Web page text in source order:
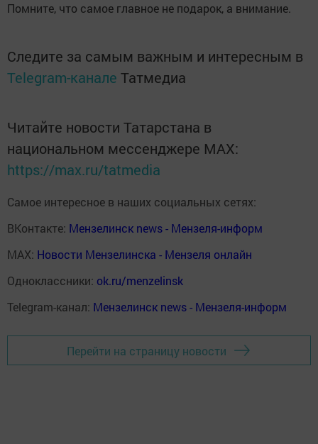
Помните, что самое главное не подарок, а внимание.
Следите за самым важным и интересным в
Telegram-канале Татмедиа
Читайте новости Татарстана в
национальном мессенджере MАХ:
https://max.ru/tatmedia
Самое интересное в наших социальных сетях:
ВКонтакте: Мензелинск news - Мензеля-информ
MAX: Новости Мензелинска - Мензеля онлайн
Одноклассники: ok.ru/menzelinsk
Telegram-канал: Мензелинск news - Мензеля-информ
Перейти на страницу новости